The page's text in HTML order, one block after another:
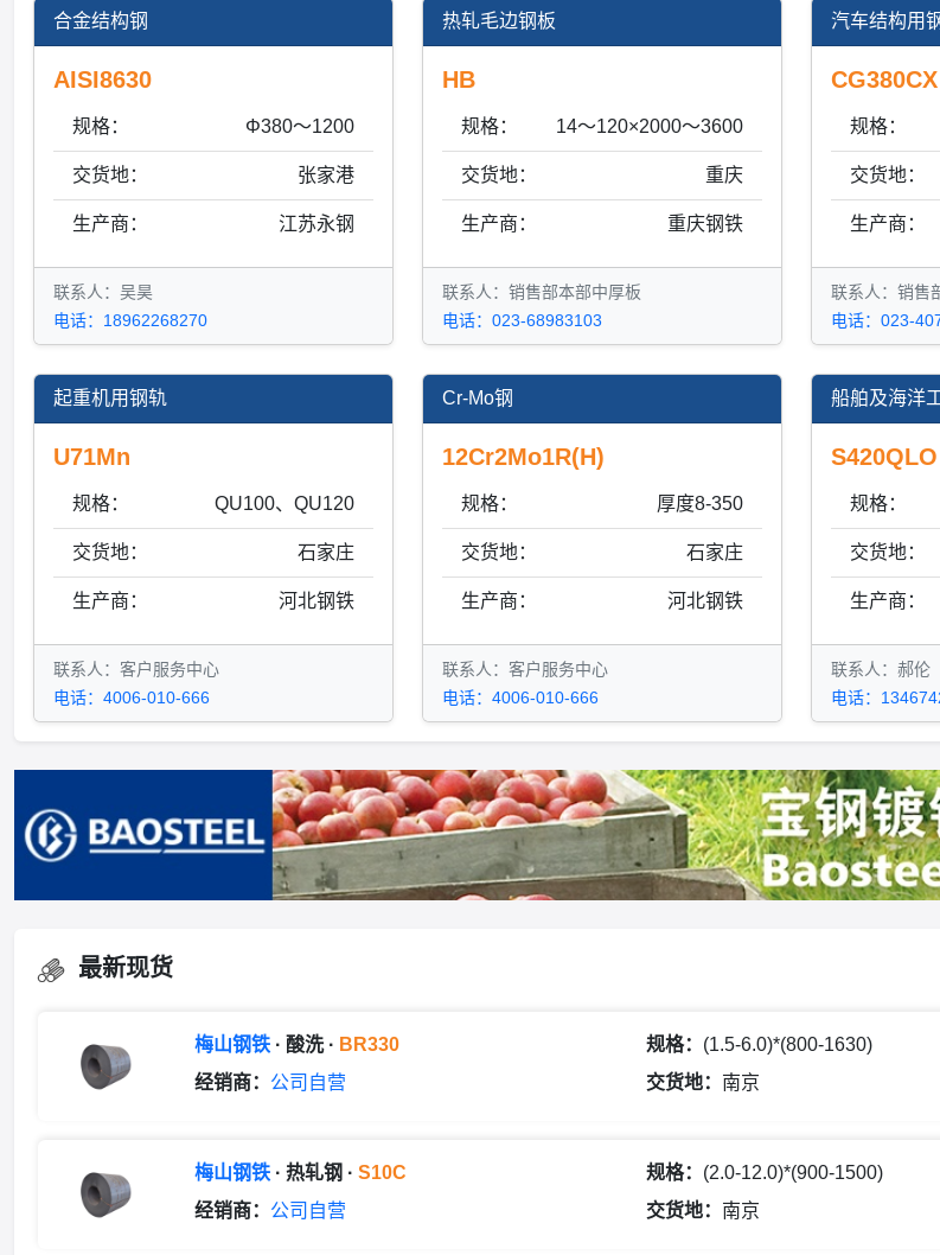
合金结构钢
AISI8630
规格： Φ380～1200
交货地： 张家港
生产商： 江苏永钢
联系人：吴昊
电话：18962268270
热轧毛边钢板
HB
规格： 14～120×2000～3600
交货地： 重庆
生产商： 重庆钢铁
联系人：销售部本部中厚板
电话：023-68983103
汽车结构用
CG380CX
规格：
交货地：
生产商：
联系人：销售
电话：023-
起重机用钢轨
U71Mn
规格： QU100、QU120
交货地： 石家庄
生产商： 河北钢铁
联系人：客户服务中心
电话：4006-010-666
Cr-Mo钢
12Cr2Mo1R(H)
规格： 厚度8-350
交货地： 石家庄
生产商： 河北钢铁
联系人：客户服务中心
电话：4006-010-666
船舶及海洋
S420QLO
规格：
交货地：
生产商：
联系人：郝伦
电话：
最新现货
梅山钢铁 · 酸洗 · BR330 规格： (1.5-6.0)*(800-1630)
经销商： 公司自营 交货地： 南京
梅山钢铁 · 热轧钢 · S10C 规格： (2.0-12.0)*(900-1500)
经销商： 公司自营 交货地： 南京